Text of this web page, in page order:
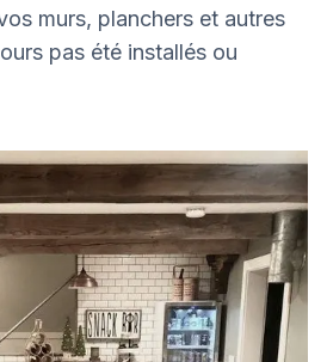
murs, planchers et autres
pas été installés ou